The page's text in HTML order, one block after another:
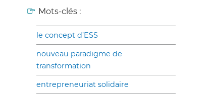
Mots-clés :
le concept d’ESS
nouveau paradigme de
transformation
entrepreneuriat solidaire